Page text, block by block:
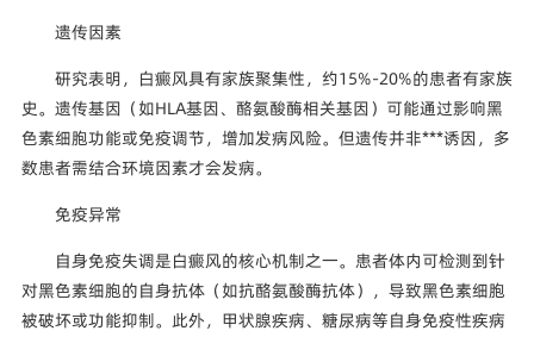
遗传因素
研究表明，白癜风具有家族聚集性，约15%-20%的患者有家族
史。遗传基因（如HLA基因、酪氨酸酶相关基因）可能通过影响黑
色素细胞功能或免疫调节，增加发病风险。但遗传并非***诱因，多
数患者需结合环境因素才会发病。
免疫异常
自身免疫失调是白癜风的核心机制之一。患者体内可检测到针
对黑色素细胞的自身抗体（如抗酪氨酸酶抗体），导致黑色素细胞
被破坏或功能抑制。此外，甲状腺疾病、糖尿病等自身免疫性疾病